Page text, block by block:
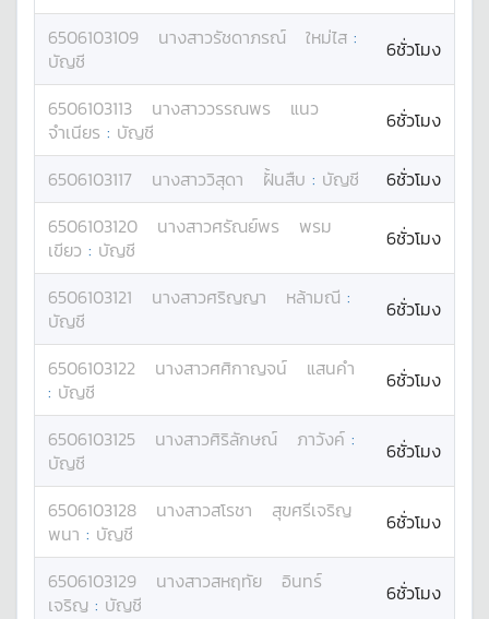
6506103109 นางสาวรัชดาภรณ์ ใหม่ไส :
บัญชี
6ชั่วโมง
6506103113 นางสาววรรณพร
แนว
จำเนียร : บัญชี 6ชั่วโมง
6506103117 นางสาววิสุดา ฝั้นสืบ : บัญชี
6ชั่วโมง
6506103120
นางสาวศรัณย์พร
พรม
เขียว : บัญชี 6ชั่วโมง
6506103121 นางสาวศริญญา หล้ามณี :
บัญชี
6ชั่วโมง
6506103122 นางสาวศศิกาญจน์
แสนคำ
: บัญชี 6ชั่วโมง
6506103125 นางสาวศิริลักษณ์ ภาวังค์ :
บัญชี
6ชั่วโมง
6506103128 นางสาวสโรชา
สุขศรีเจริญ
พนา : บัญชี 6ชั่วโมง
6506103129 นางสาวสหฤทัย
อินทร์
เจริญ : บัญชี 6ชั่วโมง